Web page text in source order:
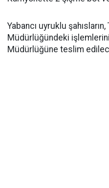
Yabancı uyruklu
Müdürlüğündeki
Müdürlüğüne teslim